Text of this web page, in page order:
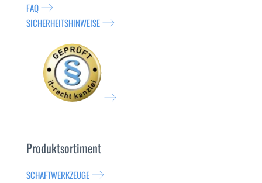
FAQ
SICHERHEITSHINWEISE
Produktsortiment
SCHAFTWERKZEUGE